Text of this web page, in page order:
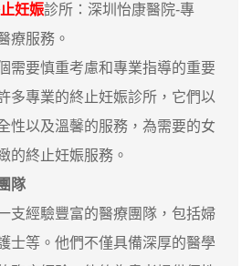
妊娠診所：深圳怡康醫院-專
療服務。
要慎重考慮和專業指導的重要
多專業的終止妊娠診所，它們以
性以及溫馨的服務，為需要的女
的終止妊娠服務。
隊
經驗豐富的醫療團隊，包括婦
士等。他們不僅具備深厚的醫學